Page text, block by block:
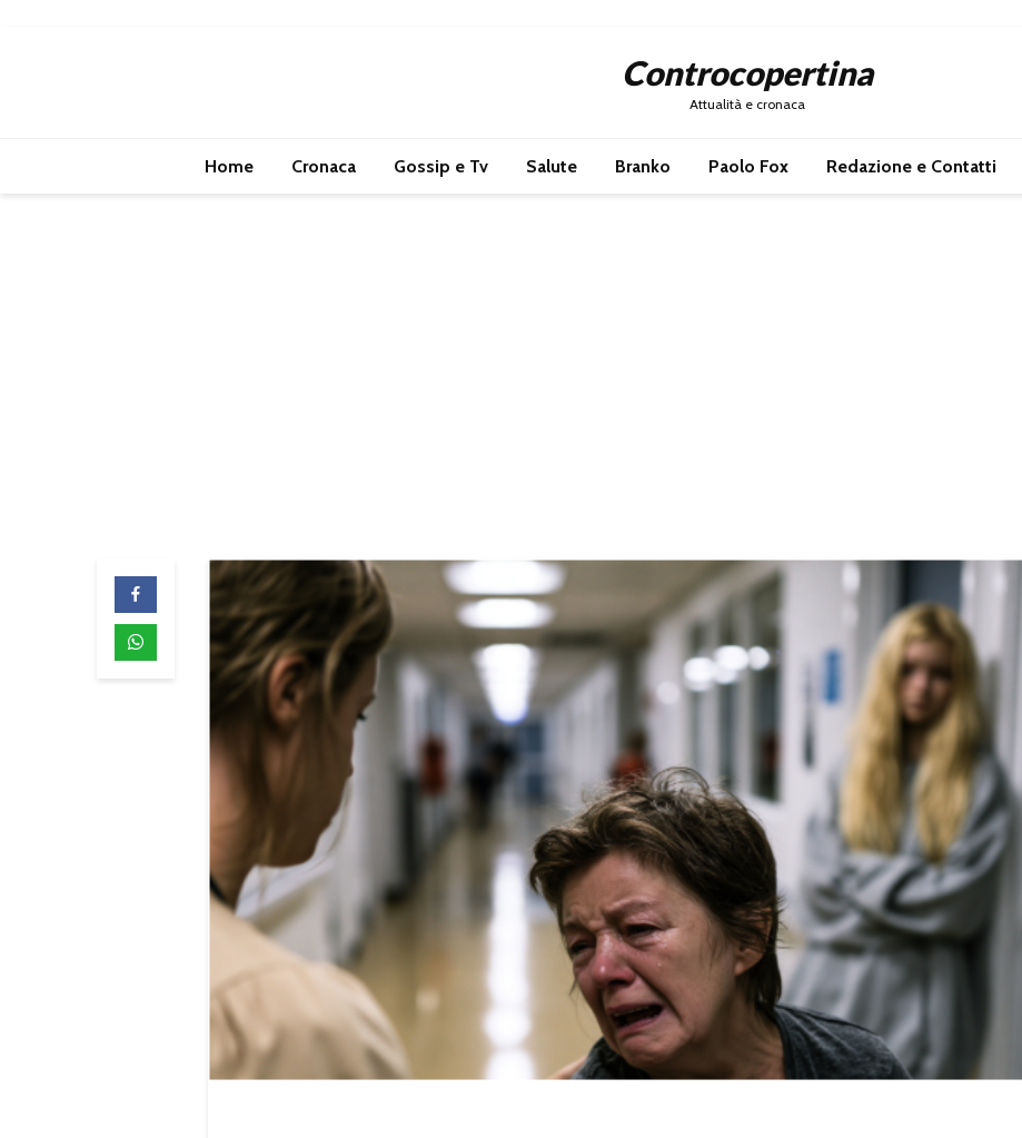
Controcopertina
Attualità e cronaca
Home Cronaca Gossip e Tv Salute Branko Paolo Fox Redazione e Contatti